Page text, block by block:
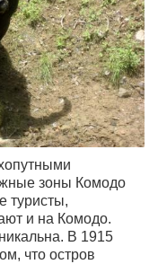
зоны Комодо
туристы,
и на Комодо.
В 1915
что остров